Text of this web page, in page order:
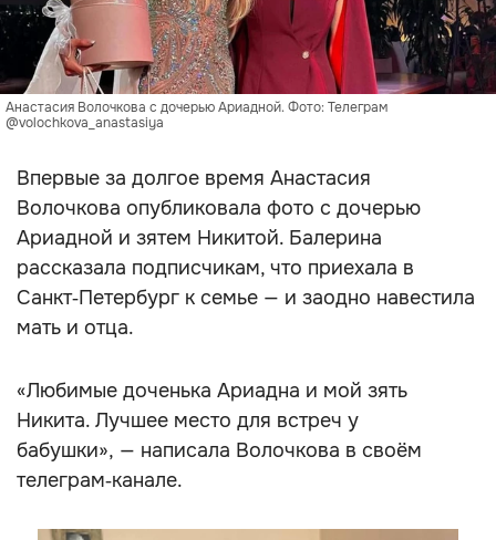
Анастасия Волочкова с дочерью Ариадной. Фото: Телеграм
@volochkova_anastasiya
Впервые за долгое время Анастасия
Волочкова опубликовала фото с дочерью
Ариадной и зятем Никитой. Балерина
рассказала подписчикам, что приехала в
Санкт‑Петербург к семье — и заодно навестила
мать и отца.
«Любимые доченька Ариадна и мой зять
Никита. Лучшее место для встреч у
бабушки», — написала Волочкова в своём
телеграм‑канале.